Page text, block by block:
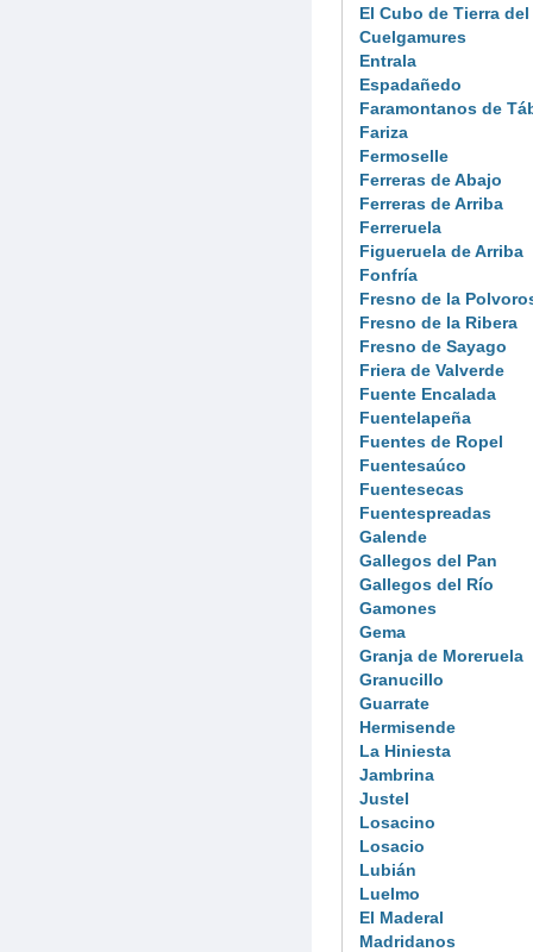
El Cubo de Tierra del
Cuelgamures
Entrala
Espadañedo
Faramontanos de
Fariza
Fermoselle
Ferreras de Abajo
Ferreras de Arriba
Ferreruela
Figueruela de Arriba
Fonfría
Fresno de la
Fresno de la Ribera
Fresno de Sayago
Friera de Valverde
Fuente Encalada
Fuentelapeña
Fuentes de Ropel
Fuentesaúco
Fuentesecas
Fuentespreadas
Galende
Gallegos del Pan
Gallegos del Río
Gamones
Gema
Granja de Moreruela
Granucillo
Guarrate
Hermisende
La Hiniesta
Jambrina
Justel
Losacino
Losacio
Lubián
Luelmo
El Maderal
Madridanos